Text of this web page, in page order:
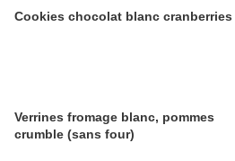
Cookies chocolat blanc cranberries
Verrines fromage blanc, pommes
crumble (sans four)